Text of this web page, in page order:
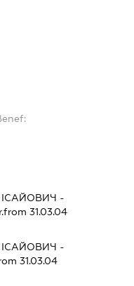
-
31.03.04
-
31.03.04